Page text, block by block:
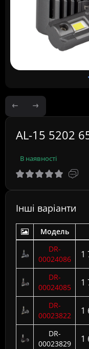
AL-15 5202
В наявності
Інші варіанти
Модель
DR-
00024086
1
DR-
00024085
1
DR-
00023822
1
DR-
00023829
1